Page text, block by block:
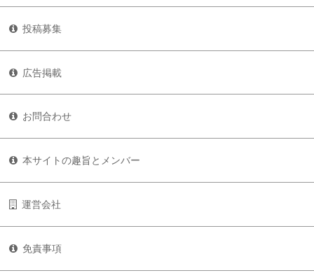
投稿募集
広告掲載
お問合わせ
本サイトの趣旨とメンバー
運営会社
免責事項